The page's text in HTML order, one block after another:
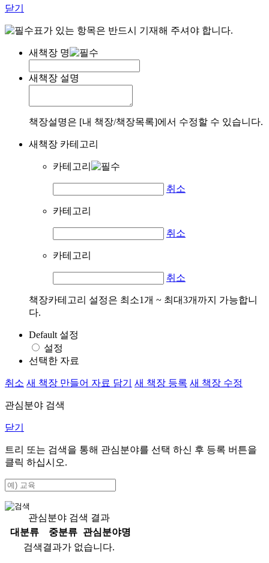
닫기
표가 있는 항목은 반드시 기재해 주셔야 합니다.
새책장 명
새책장 설명
책장설명은 [내 책장/책장목록]에서 수정할 수 있습니다.
새책장 카테고리
카테고리
취소
카테고리
취소
카테고리
취소
책장카테고리 설정은 최소1개 ~ 최대3개까지 가능합니
다.
Default 설정
설정
선택한 자료
취소 새 책장 만들어 자료 담기 새 책장 등록 새 책장 수정
관심분야 검색
닫기
트리 또는 검색을 통해 관심분야를 선택 하신 후 등록 버튼을
클릭 하십시오.
관심분야 검색 결과
대분류
중분류
관심분야명
검색결과가 없습니다.